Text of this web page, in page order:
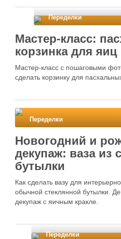
Переделки
Мастер-класс:
корзинка для яиц
Мастер-класс с пошаговыми
сделать корзинку для
Переделки
Новогодний и
декупаж: ваза из
бутылки
Как сделать вазу для
обычной стеклянной бутылки.
декупаж с яичным кракле.
Переделки